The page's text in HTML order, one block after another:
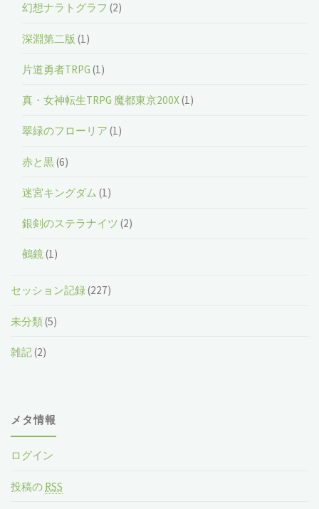
幻想ナラトグラフ (2)
深淵第二版 (1)
片道勇者TRPG (1)
真・女神転生TRPG 魔都東京200X(1)
翠緑のフローリア (1)
赤と黒(6)
迷宮キングダム (1)
銀剣のステラナイツ (2)
鵺鏡(1)
セッション記録(227)
未分類(5)
雑記(2)
メタ情報
ログイン
投稿の RSS